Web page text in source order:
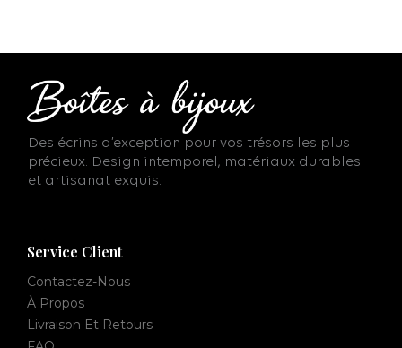
Des écrins d’exception pour vos trésors les plus
précieux. Design intemporel, matériaux durables
et artisanat exquis.
Service Client
Contactez-Nous
À Propos
Livraison Et Retours